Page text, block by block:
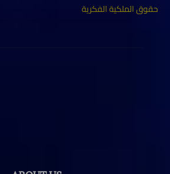
حقوق الملكية الفكرية